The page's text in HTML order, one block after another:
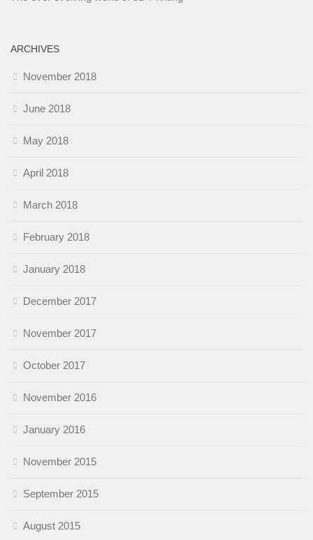
ARCHIVES
November 2018
June 2018
May 2018
April 2018
March 2018
February 2018
January 2018
December 2017
November 2017
October 2017
November 2016
January 2016
November 2015
September 2015
August 2015